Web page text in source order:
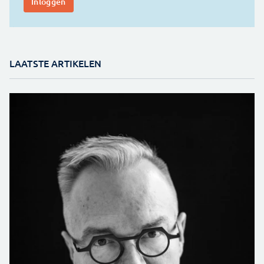
LAATSTE ARTIKELEN